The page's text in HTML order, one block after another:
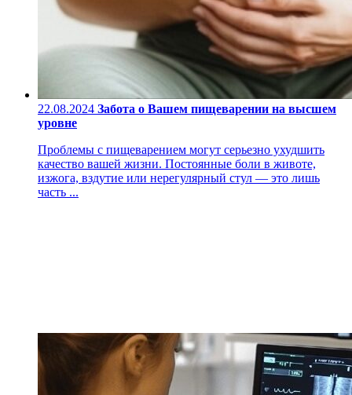
22.08.2024 Забота о Вашем пищеварении на высшем
уровне
Проблемы с пищеварением могут серьезно ухудшить
качество вашей жизни. Постоянные боли в животе,
изжога, вздутие или нерегулярный стул — это лишь
часть ...